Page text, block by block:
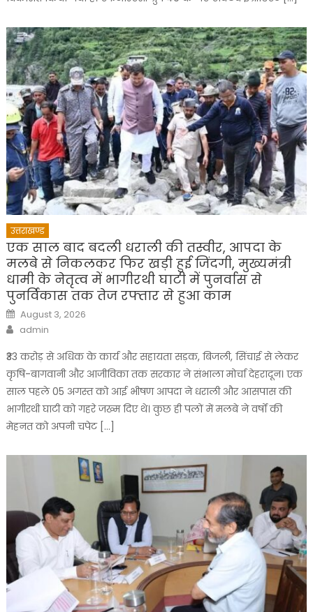
उत्तराखण्ड
एक साल बाद बदली धराली की तस्वीर, आपदा के
मलबे से निकलकर फिर खड़ी हुई जिंदगी, मुख्यमंत्री
धामी के नेतृत्व में भागीरथी घाटी में पुनर्वास से
पुनर्विकास तक तेज रफ्तार से हुआ काम
Posted
on
August 3, 2026
Author
admin
₹33 करोड़ से अधिक के कार्य और सहायता सड़क, बिजली, सिंचाई से लेकर
कृषि-बागवानी और आजीविका तक सरकार ने संभाला मोर्चा देहरादून। एक
साल पहले 05 अगस्त को आई भीषण आपदा ने धराली और आसपास की
भागीरथी घाटी को गहरे जख्म दिए थे। कुछ ही पलों में मलबे ने वर्षों की
मेहनत को अपनी चपेट […]